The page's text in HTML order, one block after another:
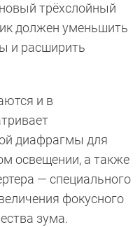
трёхслойный
должен уменьшить
и расширить
и в
диафрагмы для
освещении, а также
— специального
фокусного
зума.